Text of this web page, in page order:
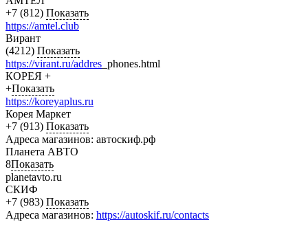
+7 (812) Показать
https://amtel.club
Вирант
(4212) Показать
https://virant.ru/addres _phones.html
КОРЕЯ +
+Показать
https://koreyaplus.ru
Корея Маркет
+7 (913) Показать
Адреса магазинов: автоскиф.рф
Планета АВТО
8Показать
planetavto.ru
СКИФ
+7 (983) Показать
Адреса магазинов: https://autoskif.ru/contacts